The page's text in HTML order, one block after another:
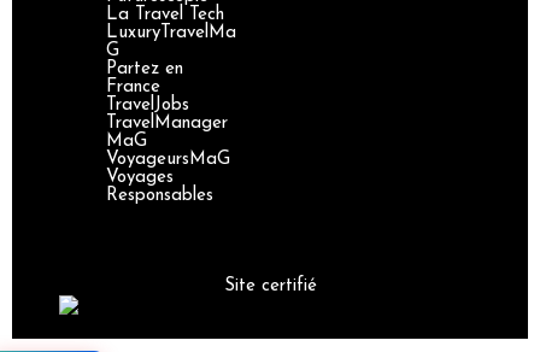
La Travel Tech
LuxuryTravelMa
G
Partez en
France
TravelJobs
TravelManager
MaG
VoyageursMaG
Voyages
Responsables
Site certifié